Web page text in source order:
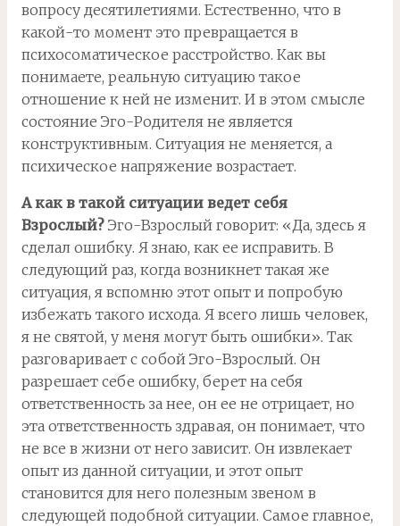
вопросу десятилетиями. Естественно, что в
какой-то момент это превращается в
психосоматическое расстройство. Как вы
понимаете, реальную ситуацию такое
отношение к ней не изменит. И в этом смысле
состояние Эго-Родителя не является
конструктивным. Ситуация не меняется, а
психическое напряжение возрастает.
А как в такой ситуации ведет себя
Взрослый? Эго-Взрослый говорит: «Да, здесь я
сделал ошибку. Я знаю, как ее исправить. В
следующий раз, когда возникнет такая же
ситуация, я вспомню этот опыт и попробую
избежать такого исхода. Я всего лишь человек,
я не святой, у меня могут быть ошибки». Так
разговаривает с собой Эго-Взрослый. Он
разрешает себе ошибку, берет на себя
ответственность за нее, он ее не отрицает, но
эта ответственность здравая, он понимает, что
не все в жизни от него зависит. Он извлекает
опыт из данной ситуации, и этот опыт
становится для него полезным звеном в
следующей подобной ситуации. Самое главное,